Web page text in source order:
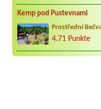
Kemp pod Pustevnami
Prostřední
4.71 Punkte